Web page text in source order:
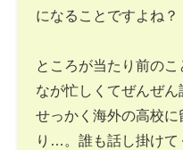
になることですよね？
ところが当たり前の
なが忙しくてぜんぜ
せっかく海外の高校
り…。誰も話し掛けて